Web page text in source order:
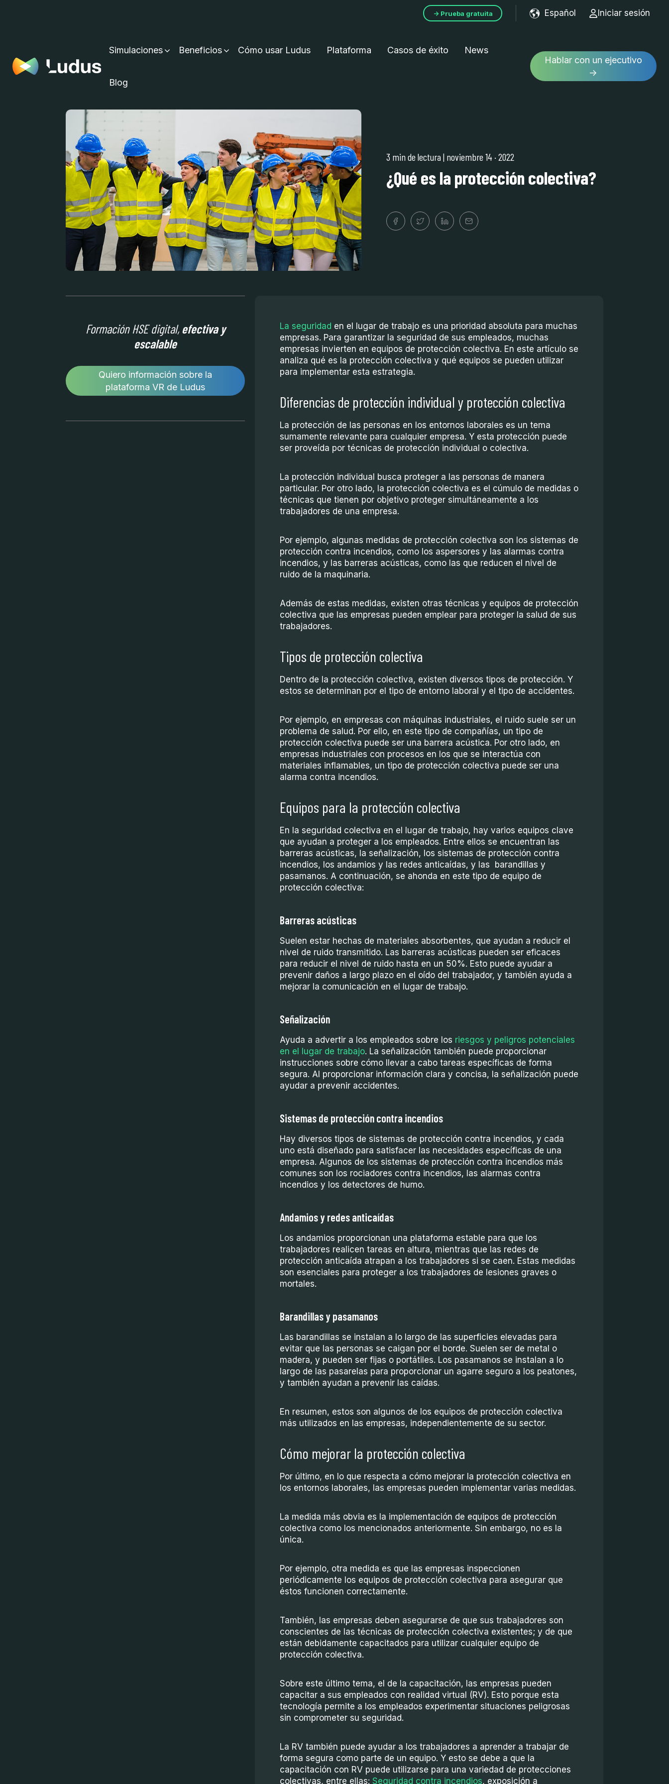
→ Prueba gratuita Español
Show submenu for
Iniciar sesión
Simulaciones Beneficios Cómo usar Ludus Plataforma Casos de éxito News
Blog
Hablar con un ejecutivo
→
3 min de lectura| noviembre 14 · 2022
¿Qué es la protección colectiva?
Formación HSE digital,efectiva y
escalable
Quiero información sobre la
plataforma VR de Ludus
La seguridad en el lugar de trabajo es una prioridad absoluta para muchas
empresas. Para garantizar la seguridad de sus empleados, muchas
empresas invierten en equipos de protección colectiva. En este artículo se
analiza qué es la protección colectiva y qué equipos se pueden utilizar
para implementar esta estrategia.
Diferencias de protección individual y protección colectiva
La protección de las personas en los entornos laborales es un tema
sumamente relevante para cualquier empresa. Y esta protección puede
ser proveída por técnicas de protección individual o colectiva.
La protección individual busca proteger a las personas de manera
particular. Por otro lado, la protección colectiva es el cúmulo de medidas o
técnicas que tienen por objetivo proteger simultáneamente a los
trabajadores de una empresa.
Por ejemplo, algunas medidas de protección colectiva son los sistemas de
protección contra incendios, como los aspersores y las alarmas contra
incendios, y las barreras acústicas, como las que reducen el nivel de
ruido de la maquinaria.
Además de estas medidas, existen otras técnicas y equipos de protección
colectiva que las empresas pueden emplear para proteger la salud de sus
trabajadores.
Tipos de protección colectiva
Dentro de la protección colectiva, existen diversos tipos de protección. Y
estos se determinan por el tipo de entorno laboral y el tipo de accidentes.
Por ejemplo, en empresas con máquinas industriales, el ruido suele ser un
problema de salud. Por ello, en este tipo de compañías, un tipo de
protección colectiva puede ser una barrera acústica. Por otro lado, en
empresas industriales con procesos en los que se interactúa con
materiales inflamables, un tipo de protección colectiva puede ser una
alarma contra incendios.
Equipos para la protección colectiva
En la seguridad colectiva en el lugar de trabajo, hay varios equipos clave
que ayudan a proteger a los empleados. Entre ellos se encuentran las
barreras acústicas, la señalización, los sistemas de protección contra
incendios, los andamios y las redes anticaídas, y las barandillas y
pasamanos. A continuación, se ahonda en este tipo de equipo de
protección colectiva:
Barreras acústicas
Suelen estar hechas de materiales absorbentes, que ayudan a reducir el
nivel de ruido transmitido. Las barreras acústicas pueden ser eficaces
para reducir el nivel de ruido hasta en un 50%. Esto puede ayudar a
prevenir daños a largo plazo en el oído del trabajador, y también ayuda a
mejorar la comunicación en el lugar de trabajo.
Señalización
Ayuda a advertir a los empleados sobre los riesgos y peligros potenciales
en el lugar de trabajo. La señalización también puede proporcionar
instrucciones sobre cómo llevar a cabo tareas específicas de forma
segura. Al proporcionar información clara y concisa, la señalización puede
ayudar a prevenir accidentes.
Sistemas de protección contra incendios
Hay diversos tipos de sistemas de protección contra incendios, y cada
uno está diseñado para satisfacer las necesidades específicas de una
empresa. Algunos de los sistemas de protección contra incendios más
comunes son los rociadores contra incendios, las alarmas contra
incendios y los detectores de humo.
Andamios y redes anticaídas
Los andamios proporcionan una plataforma estable para que los
trabajadores realicen tareas en altura, mientras que las redes de
protección anticaída atrapan a los trabajadores si se caen. Estas medidas
son esenciales para proteger a los trabajadores de lesiones graves o
mortales.
Barandillas y pasamanos
Las barandillas se instalan a lo largo de las superficies elevadas para
evitar que las personas se caigan por el borde. Suelen ser de metal o
madera, y pueden ser fijas o portátiles. Los pasamanos se instalan a lo
largo de las pasarelas para proporcionar un agarre seguro a los peatones,
y también ayudan a prevenir las caídas.
En resumen, estos son algunos de los equipos de protección colectiva
más utilizados en las empresas, independientemente de su sector.
Cómo mejorar la protección colectiva
Por último, en lo que respecta a cómo mejorar la protección colectiva en
los entornos laborales, las empresas pueden implementar varias medidas.
La medida más obvia es la implementación de equipos de protección
colectiva como los mencionados anteriormente. Sin embargo, no es la
única.
Por ejemplo, otra medida es que las empresas inspeccionen
periódicamente los equipos de protección colectiva para asegurar que
éstos funcionen correctamente.
También, las empresas deben asegurarse de que sus trabajadores son
conscientes de las técnicas de protección colectiva existentes; y de que
están debidamente capacitados para utilizar cualquier equipo de
protección colectiva.
Sobre este último tema, el de la capacitación, las empresas pueden
capacitar a sus empleados con realidad virtual (RV). Esto porque esta
tecnología permite a los empleados experimentar situaciones peligrosas
sin comprometer su seguridad.
La RV también puede ayudar a los trabajadores a aprender a trabajar de
forma segura como parte de un equipo. Y esto se debe a que la
capacitación con RV puede utilizarse para una variedad de protecciones
colectivas, entre ellas: Seguridad contra incendios, exposición a